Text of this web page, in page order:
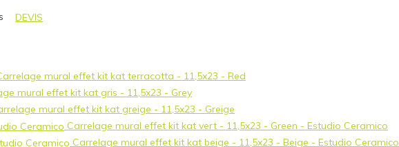
DEVIS
mural effet kit kat terracotta - 11,5x23 - Red
mural effet kit kat gris - 11,5x23 - Grey
mural effet kit kat greige - 11,5x23 - Greige
Carrelage mural effet kit kat vert - 11,5x23 - Green - Estudio Ceramico
Carrelage mural effet kit kat beige - 11,5x23 - Beige - Estudio Ceramico